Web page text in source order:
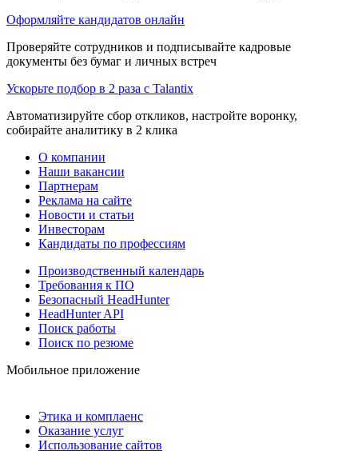
Оформляйте кандидатов онлайн
Проверяйте сотрудников и подписывайте кадровые
документы без бумаг и личных встреч
Ускорьте подбор в 2 раза с Talantix
Автоматизируйте сбор откликов, настройте воронку,
собирайте аналитику в 2 клика
О компании
Наши вакансии
Партнерам
Реклама на сайте
Новости и статьи
Инвесторам
Кандидаты по профессиям
Производственный календарь
Требования к ПО
Безопасный HeadHunter
HeadHunter API
Поиск работы
Поиск по резюме
Мобильное приложение
Этика и комплаенс
Оказание услуг
Использование сайтов